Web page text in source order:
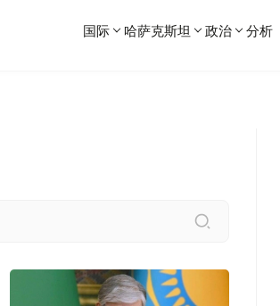
国际 哈萨克斯坦 政治 分析